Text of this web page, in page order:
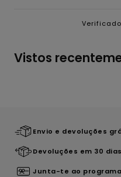
Vistos
Envio e devoluções
Devoluções em 30 dias
Junta-te ao